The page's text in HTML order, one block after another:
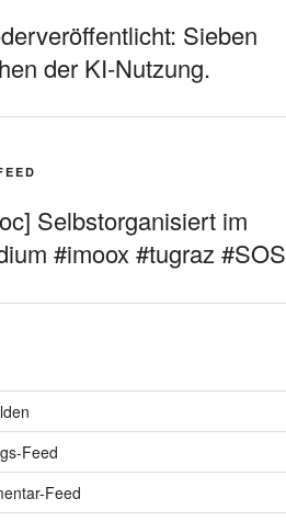
Sieben
der KI-Nutzung.
Selbstorganisiert im
#imoox #tugraz #SOS
Feed
Feed